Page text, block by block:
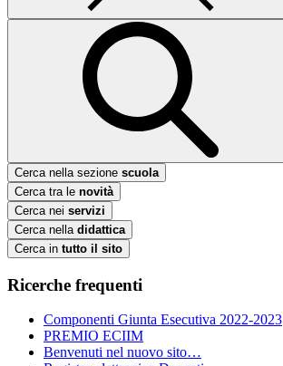
Cerca nella sezione scuola
Cerca tra le novità
Cerca nei servizi
Cerca nella didattica
Cerca in tutto il sito
Ricerche frequenti
Componenti Giunta Esecutiva 2022-2023
PREMIO ECIIM
Benvenuti nel nuovo sito…